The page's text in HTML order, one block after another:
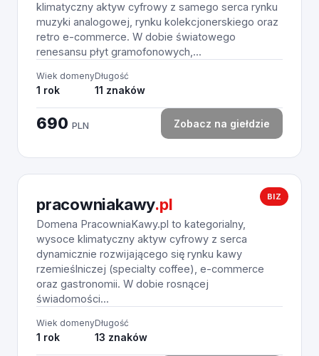
klimatyczny aktyw cyfrowy z samego serca rynku
muzyki analogowej, rynku kolekcjonerskiego oraz
retro e-commerce. W dobie światowego
renesansu płyt gramofonowych,...
Wiek domeny
1 rok
Długość
11 znaków
690 PLN Zobacz na giełdzie
BIZ
pracowniakawy.pl
Domena PracowniaKawy.pl to kategorialny,
wysoce klimatyczny aktyw cyfrowy z serca
dynamicznie rozwijającego się rynku kawy
rzemieślniczej (specialty coffee), e-commerce
oraz gastronomii. W dobie rosnącej
świadomości...
Wiek domeny
1 rok
Długość
13 znaków